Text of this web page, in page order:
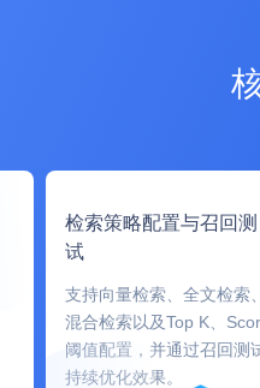
检索策略配置与召回测
试
支持向量检索、全文检索、
混合检索以及Top K、
阈值配置，并通过召回测
持续优化效果。